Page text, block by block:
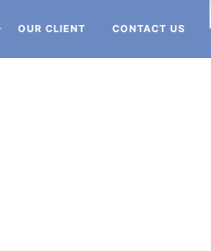
OUR CLIENT CONTACT US